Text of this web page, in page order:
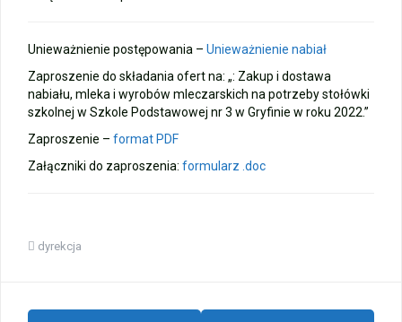
Unieważnienie postępowania – Unieważnienie nabiał
Zaproszenie do składania ofert na: „: Zakup i dostawa
nabiału, mleka i wyrobów mleczarskich na potrzeby stołówki
szkolnej w Szkole Podstawowej nr 3 w Gryfinie w roku 2022.”
Zaproszenie – format PDF
Załączniki do zaproszenia: formularz .doc
dyrekcja